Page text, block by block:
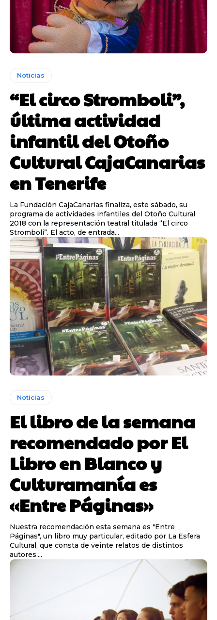
Noticias
“El circo Stromboli”,
última actividad
infantil del Otoño
Cultural CajaCanarias
en Tenerife
La Fundación CajaCanarias finaliza, este sábado, su
programa de actividades infantiles del Otoño Cultural
2018 con la representación teatral titulada “El circo
Stromboli”. El acto, de entrada...
Noticias
El libro de la semana
recomendado por El
Libro en Blanco y
Culturamanía es
«Entre Páginas»
Nuestra recomendación esta semana es "Entre
Páginas", un libro muy particular, editado por La Esfera
Cultural, que consta de veinte relatos de distintos
autores....